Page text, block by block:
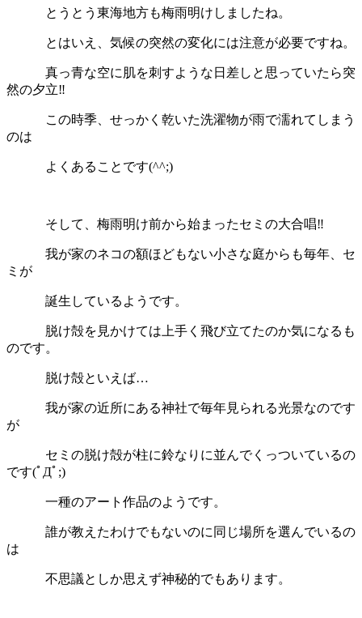
とうとう東海地方も梅雨明けしましたね。
とはいえ、気候の突然の変化には注意が必要ですね。
真っ青な空に肌を刺すような日差しと思っていたら突
然の夕立‼
この時季、せっかく乾いた洗濯物が雨で濡れてしまう
のは
よくあることです(^^;)
そして、梅雨明け前から始まったセミの大合唱‼
我が家のネコの額ほどもない小さな庭からも毎年、セ
ミが
誕生しているようです。
脱け殻を見かけては上手く飛び立てたのか気になるも
のです。
脱け殻といえば…
我が家の近所にある神社で毎年見られる光景なのです
が
セミの脱け殻が柱に鈴なりに並んでくっついているの
です(ﾟДﾟ;)
一種のアート作品のようです。
誰が教えたわけでもないのに同じ場所を選んでいるの
は
不思議としか思えず神秘的でもあります。